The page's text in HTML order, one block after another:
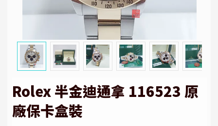
Rolex 半金迪通拿 116523 原
廠保卡盒裝